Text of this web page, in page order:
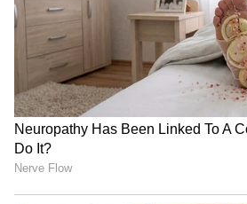
விஐபி தரிசனம் ரத்து
இதனிடையே, திருப்பதி
கோவிலில் சுவாமி
பக்தர்கள் கூட்டம்